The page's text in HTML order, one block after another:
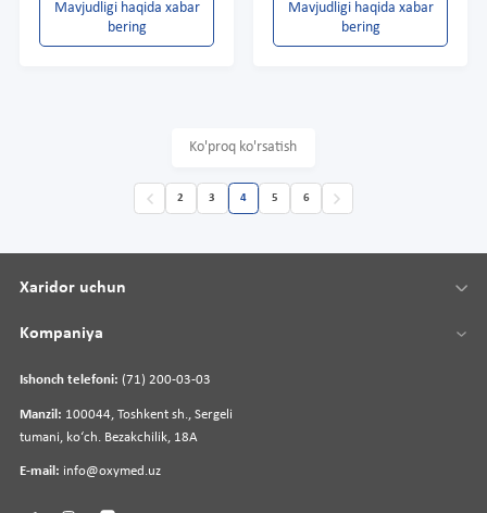
Mavjudligi haqida xabar
bering
Mavjudligi haqida xabar
bering
Ko'proq ko'rsatish
2 3 4 5 6
Ishonch telefoni: (71) 200-03-03
Manzil: 100044, Toshkent sh., Sergeli
tumani, koʻch. Bezakchilik, 18A
E-mail: info@oxymed.uz
Xaridor uchun
Kompaniya